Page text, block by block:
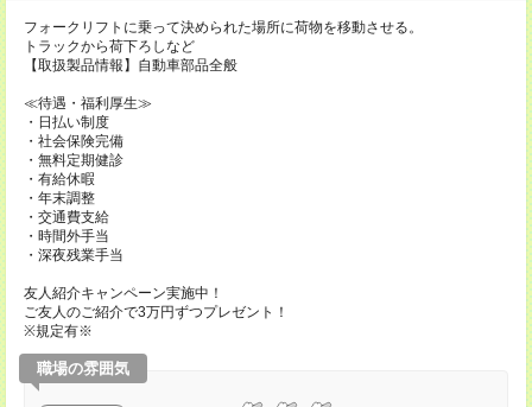
フォークリフトに乗って決められた場所に荷物を移動させる。
トラックから荷下ろしなど
【取扱製品情報】自動車部品全般
≪待遇・福利厚生≫
・日払い制度
・社会保険完備
・無料定期健診
・有給休暇
・年末調整
・交通費支給
・時間外手当
・深夜残業手当
友人紹介キャンペーン実施中！
ご友人のご紹介で3万円ずつプレゼント！
※規定有※
職場の雰囲気